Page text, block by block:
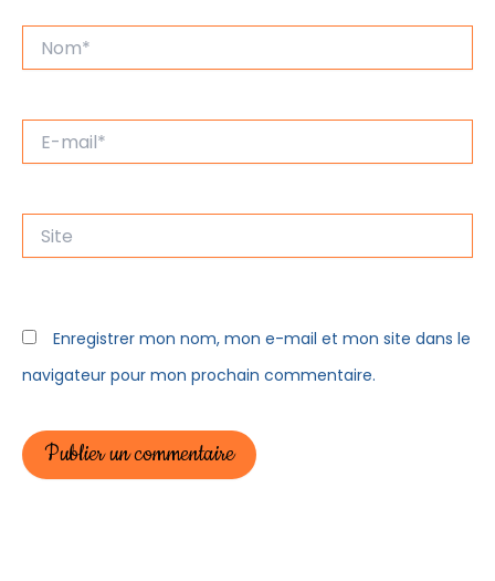
mail*
Enregistrer mon nom, mon e-mail et mon site dans le
navigateur pour mon prochain commentaire.